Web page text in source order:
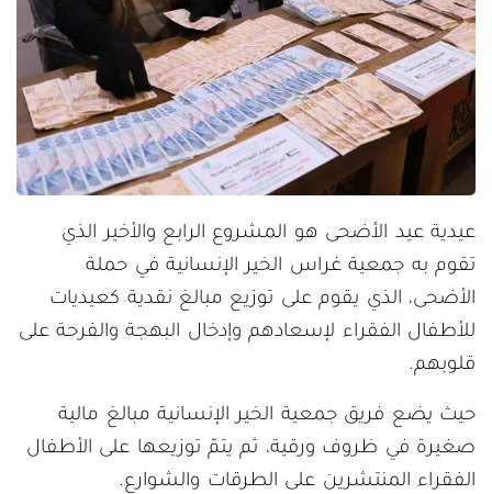
عيدية عيد الأضحى هو المشروع الرابع والأخير الذي
تقوم به جمعية غراس الخير الإنسانية في حملة
الأضحى، الذي يقوم على توزيع مبالغ نقدية كعيديات
للأطفال الفقراء لإسعادهم وإدخال البهجة والفرحة على
قلوبهم.
حيث يضع فريق جمعية الخير الإنسانية مبالغ مالية
صغيرة في ظروف ورقية، ثم يتمّ توزيعها على الأطفال
الفقراء المنتشرين على الطرقات والشوارع.